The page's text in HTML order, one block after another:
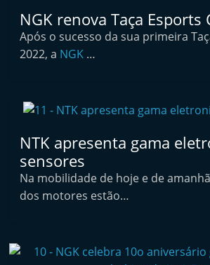
d
o
r
a
r
t
NGK renova Taça Esports
Após o sucesso da sua primeira
2022, a NGK …
NTK apresenta gama
sensores
Na mobilidade de hoje e de
dos motores estão…